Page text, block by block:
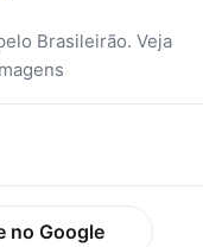
Brasileirão. Veja
no Google